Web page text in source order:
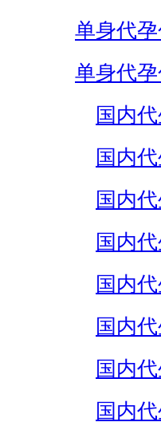
单身代
单身代
国内
国内
国内
国内
国内
国内
国内
国内